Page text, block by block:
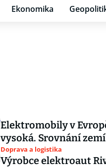
Ekonomika
Elektromobily v
vysoká. Srovnání
Doprava a logistika
Výrobce elektroaut